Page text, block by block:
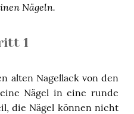
Nägeln.
1
alten Nagellack von den
Nägel in eine runde
die Nägel können nicht